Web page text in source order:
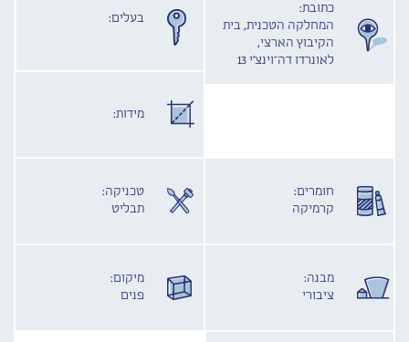
כתובת:
המחלקה הטכנית, בית
הקיבוץ הארצי,
לאונרדו דה־וינצ'י 13
בעלים:
מידות:
חומרים:
קרמיקה
טכניקה:
תבליט
מבנה:
ציבורי
מיקום:
פנים